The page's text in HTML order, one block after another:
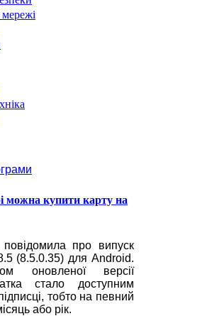
мережі
можна купити карту на
про випуск
(8.5.0.35) для Android.
оновленої версії
стало доступним
тобто на певний
або рік.